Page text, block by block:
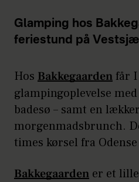
Glamping hos
feriestund på
Hos Bakkegaarden får
glampingoplevelse
badesø – samt en
morgenmadsbrunch.
times kørsel fra
Bakkegaarden er et